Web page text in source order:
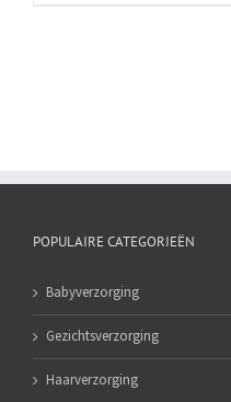
POPULAIRE CATEGORIEËN
Babyverzorging
Gezichtsverzorging
Haarverzorging